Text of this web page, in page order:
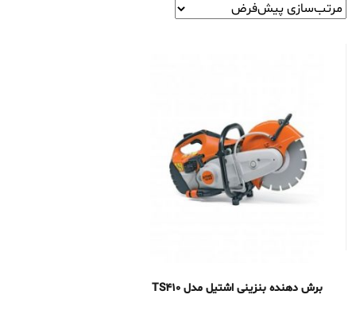
برش دهنده بنزینی اشتیل مدل TS410